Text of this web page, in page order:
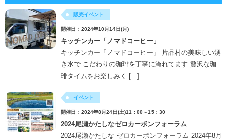
販売イベント
開催日：2024年10月14日(月)
キッチンカー「ノマドコーヒー」
キッチンカー「ノマドコーヒー」 片品村の美味しい湧
き水で こだわりの珈琲を丁寧に淹れてます 贅沢な珈
琲タイムをお楽しみく […]
イベント
開催日：2024年8月24日(土)11：00～15：30
2024尾瀬かたしなゼロカーボンフォーラム
2024尾瀬かたしな ゼロカーボンフォーラム 2024年8月